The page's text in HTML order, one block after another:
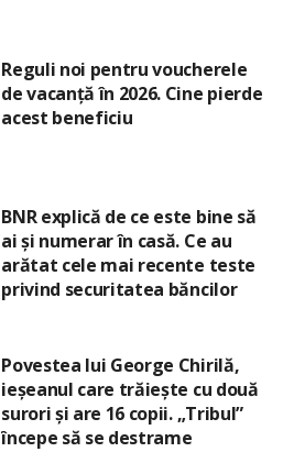
Reguli noi pentru voucherele
de vacanță în 2026. Cine pierde
acest beneficiu
BNR explică de ce este bine să
ai și numerar în casă. Ce au
arătat cele mai recente teste
privind securitatea băncilor
Povestea lui George Chirilă,
ieșeanul care trăiește cu două
surori și are 16 copii. „Tribul”
începe să se destrame